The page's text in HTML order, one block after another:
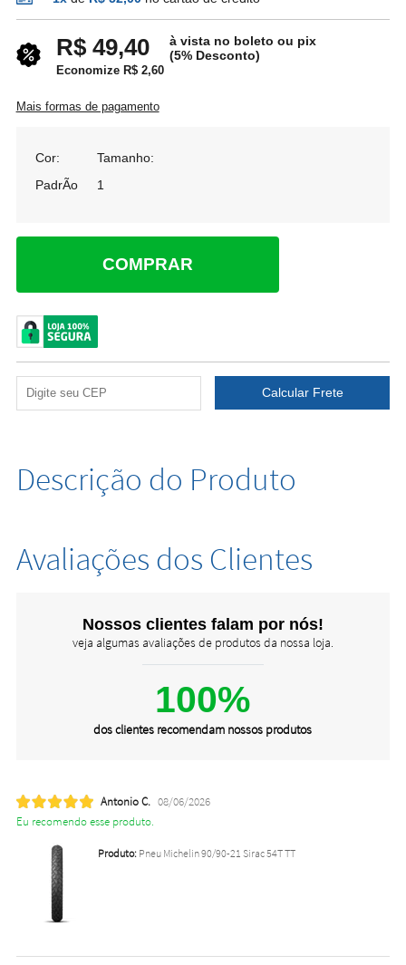
R$ 49,40
à vista no boleto ou pix
(5% Desconto)
Economize R$ 2,60
Mais formas de pagamento
Cor:
PadrÃo
Tamanho:
1
COMPRAR
Descrição do Produto
Avaliações dos Clientes
Nossos clientes falam por nós!
veja algumas avaliações de produtos da nossa loja.
100%
dos clientes recomendam nossos produtos
Antonio C. 08/06/2026
Eu recomendo esse produto.
Produto:Pneu Michelin 90/90-21 Sirac 54T TT